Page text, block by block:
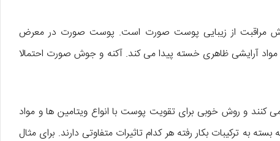
مراقبت از زیبایی پوست صورت است. پوست صورت در معرض
مواد آرایشی ظاهری خسته پیدا می کند. آکنه و جوش صورت احتمالا
و روش خوبی برای تقویت پوست با انواع ویتامین ها و مواد
به ترکیبات بکار رفته هر کدام تاثیرات متفاوتی دارند. برای مثال